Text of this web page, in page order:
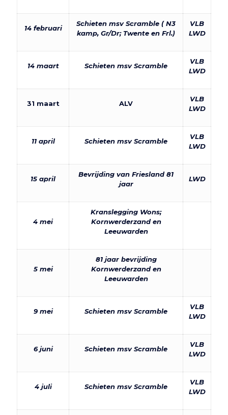
14 februari
Schieten msv Scramble ( N3
kamp, Gr/Dr; Twente en Frl.)
VLB
LWD
14 maart Schieten msv Scramble
VLB
LWD
31 maart ALV
VLB
LWD
11 april Schieten msv Scramble
VLB
LWD
15 april
Bevrijding van Friesland 81
jaar
LWD
4 mei
Kranslegging Wons;
Kornwerderzand en
Leeuwarden
5 mei
81 jaar bevrijding
Kornwerderzand en
Leeuwarden
9 mei Schieten msv Scramble
VLB
LWD
6 juni Schieten msv Scramble
VLB
LWD
4 juli Schieten msv Scramble
VLB
LWD